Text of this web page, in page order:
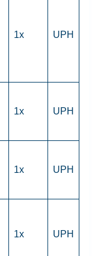
1x UPH
1x UPH
1x UPH
1x UPH